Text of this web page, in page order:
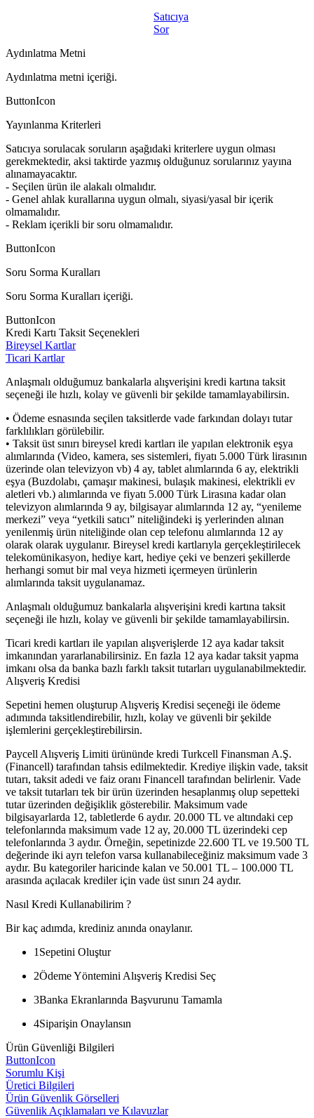
Satıcıya
Sor
Aydınlatma Metni
Aydınlatma metni içeriği.
ButtonIcon
Yayınlanma Kriterleri
Satıcıya sorulacak soruların aşağıdaki kriterlere uygun olması
gerekmektedir, aksi taktirde yazmış olduğunuz sorularınız yayına
alınamayacaktır.
- Seçilen ürün ile alakalı olmalıdır.
- Genel ahlak kurallarına uygun olmalı, siyasi/yasal bir içerik
olmamalıdır.
- Reklam içerikli bir soru olmamalıdır.
ButtonIcon
Soru Sorma Kuralları
Soru Sorma Kuralları içeriği.
ButtonIcon
Kredi Kartı Taksit Seçenekleri
Bireysel Kartlar
Ticari Kartlar
Anlaşmalı olduğumuz bankalarla alışverişini kredi kartına taksit
seçeneği ile hızlı, kolay ve güvenli bir şekilde tamamlayabilirsin.
• Ödeme esnasında seçilen taksitlerde vade farkından dolayı tutar
farklılıkları görülebilir.
• Taksit üst sınırı bireysel kredi kartları ile yapılan elektronik eşya
alımlarında (Video, kamera, ses sistemleri, fiyatı 5.000 Türk lirasının
üzerinde olan televizyon vb) 4 ay, tablet alımlarında 6 ay, elektrikli
eşya (Buzdolabı, çamaşır makinesi, bulaşık makinesi, elektrikli ev
aletleri vb.) alımlarında ve fiyatı 5.000 Türk Lirasına kadar olan
televizyon alımlarında 9 ay, bilgisayar alımlarında 12 ay, “yenileme
merkezi” veya “yetkili satıcı” niteliğindeki iş yerlerinden alınan
yenilenmiş ürün niteliğinde olan cep telefonu alımlarında 12 ay
olarak olarak uygulanır. Bireysel kredi kartlarıyla gerçekleştirilecek
telekomünikasyon, hediye kart, hediye çeki ve benzeri şekillerde
herhangi somut bir mal veya hizmeti içermeyen ürünlerin
alımlarında taksit uygulanamaz.
Anlaşmalı olduğumuz bankalarla alışverişini kredi kartına taksit
seçeneği ile hızlı, kolay ve güvenli bir şekilde tamamlayabilirsin.
Ticari kredi kartları ile yapılan alışverişlerde 12 aya kadar taksit
imkanından yararlanabilirsiniz. En fazla 12 aya kadar taksit yapma
imkanı olsa da banka bazlı farklı taksit tutarları uygulanabilmektedir.
Alışveriş Kredisi
Sepetini hemen oluşturup Alışveriş Kredisi seçeneği ile ödeme
adımında taksitlendirebilir, hızlı, kolay ve güvenli bir şekilde
işlemlerini gerçekleştirebilirsin.
Paycell Alışveriş Limiti ürününde kredi Turkcell Finansman A.Ş.
(Financell) tarafından tahsis edilmektedir. Krediye ilişkin vade, taksit
tutarı, taksit adedi ve faiz oranı Financell tarafından belirlenir. Vade
ve taksit tutarları tek bir ürün üzerinden hesaplanmış olup sepetteki
tutar üzerinden değişiklik gösterebilir. Maksimum vade
bilgisayarlarda 12, tabletlerde 6 aydır. 20.000 TL ve altındaki cep
telefonlarında maksimum vade 12 ay, 20.000 TL üzerindeki cep
telefonlarında 3 aydır. Örneğin, sepetinizde 22.600 TL ve 19.500 TL
değerinde iki ayrı telefon varsa kullanabileceğiniz maksimum vade 3
aydır. Bu kategoriler haricinde kalan ve 50.001 TL – 100.000 TL
arasında açılacak krediler için vade üst sınırı 24 aydır.
Nasıl Kredi Kullanabilirim ?
Bir kaç adımda, krediniz anında onaylanır.
1 Sepetini Oluştur
2Ödeme Yöntemini Alışveriş Kredisi Seç
3Banka Ekranlarında Başvurunu Tamamla
4Siparişin Onaylansın
Ürün Güvenliği Bilgileri
ButtonIcon
Sorumlu Kişi
Üretici Bilgileri
Ürün Güvenlik Görselleri
Güvenlik Açıklamaları ve Kılavuzlar